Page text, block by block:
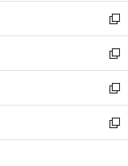
く
で
開
く
ド
ウ
で
開
く
ウ
ィ
ン
ド
ウ
で
開
く
し
い
ウ
ィ
ン
ド
ウ
で
開
新
し
い
ウ
ィ
ン
ド
ウ
新
し
い
ウ
ィ
ン
新
し
い
ウ
新
し